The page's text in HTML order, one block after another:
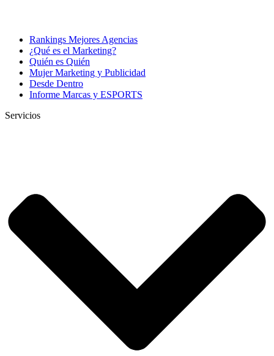
Rankings Mejores Agencias
¿Qué es el Marketing?
Quién es Quién
Mujer Marketing y Publicidad
Desde Dentro
Informe Marcas y ESPORTS
Servicios